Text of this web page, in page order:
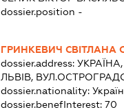
dossier.position -
ГРИНКЕВИЧ СВІТЛАНА
dossier.address:
ЛЬВІВ,
dossier.nationality:
dossier.benefInterest:70